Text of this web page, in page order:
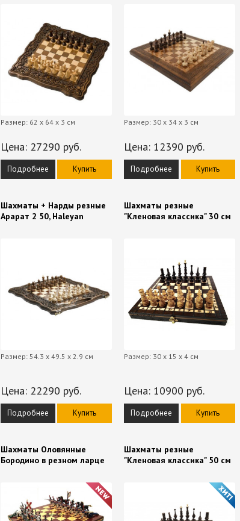
Размер: 62 x 64 x 3 см
Цена: 27290 руб.
Подробнее Купить
Размер: 30 x 34 x 3 см
Цена: 12390 руб.
Подробнее Купить
Шахматы + Нарды резные
Арарат 2 50, Haleyan
Размер: 54.3 x 49.5 x 2.9 см
Цена: 22290 руб.
Подробнее Купить
Шахматы резные
"Кленовая классика" 30 см
Размер: 30 х 15 х 4 см
Цена: 10900 руб.
Подробнее Купить
Шахматы Оловянные
Бородино в резном ларце
Шахматы резные
"Кленовая классика" 50 см